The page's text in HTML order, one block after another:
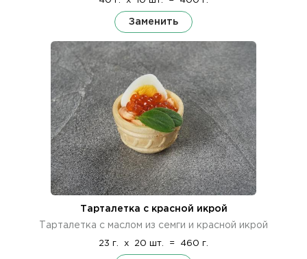
Заменить
Тарталетка с красной икрой
Тарталетка с маслом из семги и красной икрой
23 г. x 20 шт. = 460 г.